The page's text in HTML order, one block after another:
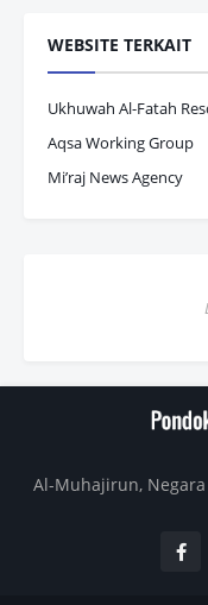
WEBSITE TERKAIT
Ukhuwah Al-Fatah
Aqsa Working Group
Mi’raj News Agency
Al-Muhajirun,